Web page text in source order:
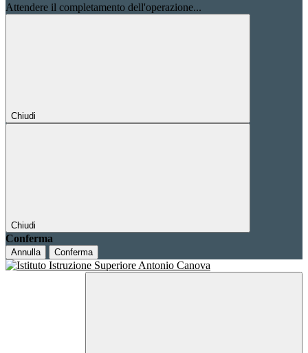
Attendere il completamento dell'operazione...
Chiudi
Chiudi
Conferma
Annulla Conferma